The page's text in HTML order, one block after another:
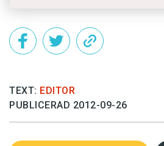
TEXT: EDITOR
PUBLICERAD 2012-09-26